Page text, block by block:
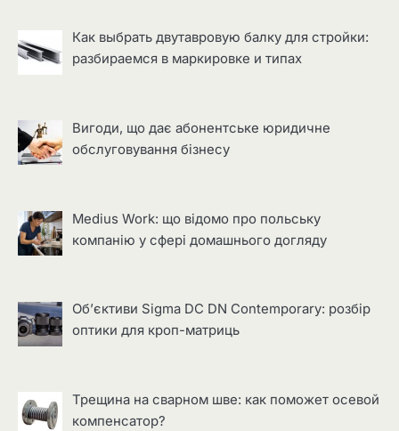
Как выбрать двутавровую балку для стройки:
разбираемся в маркировке и типах
Вигоди, що дає абонентське юридичне
обслуговування бізнесу
Medius Work: що відомо про польську
компанію у сфері домашнього догляду
Об’єктиви Sigma DC DN Contemporary: розбір
оптики для кроп-матриць
Трещина на сварном шве: как поможет осевой
компенсатор?